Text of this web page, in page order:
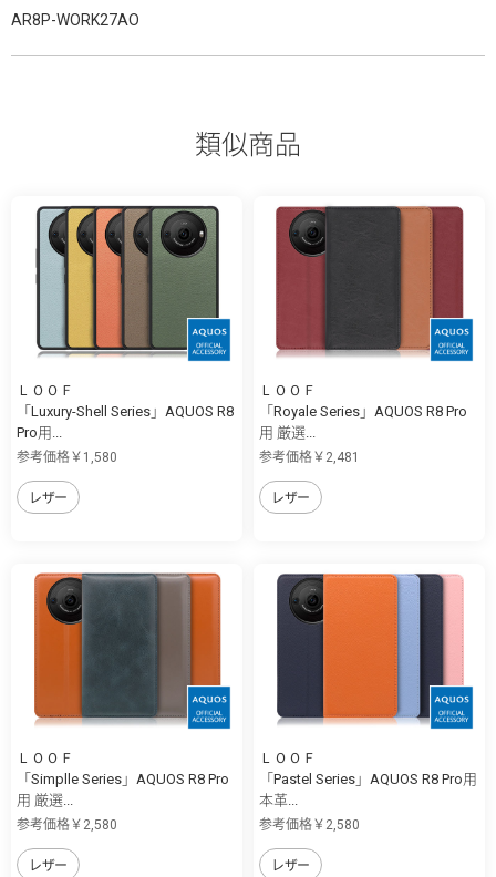
AR8P-WORK27AO
類似商品
ＬＯＯＦ
「Luxury-Shell Series」AQUOS R8
Pro用...
参考価格￥1,580
レザー
ＬＯＯＦ
「Royale Series」AQUOS R8 Pro
用 厳選...
参考価格￥2,481
レザー
ＬＯＯＦ
「Simplle Series」AQUOS R8 Pro
用 厳選...
参考価格￥2,580
レザー
ＬＯＯＦ
「Pastel Series」AQUOS R8 Pro用
本革...
参考価格￥2,580
レザー